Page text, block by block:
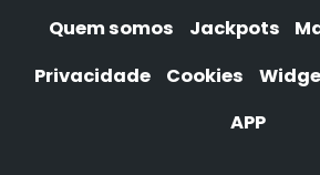
Quem somos Jackpots
Privacidade
Cookies
APP